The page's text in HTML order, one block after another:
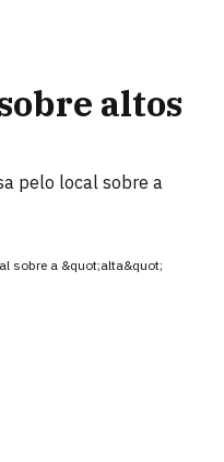
altos
pelo local sobre a
sobre a &quot;alta&quot;